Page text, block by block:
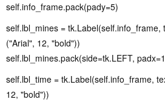
self.info_frame.pack(pady=5)
self.lbl_mines = tk.Label(self.info_frame,
("Arial", 12, "bold"))
self.lbl_mines.pack(side=tk.LEFT,
self.lbl_time = tk.Label(self.info_frame,
12, "bold"))